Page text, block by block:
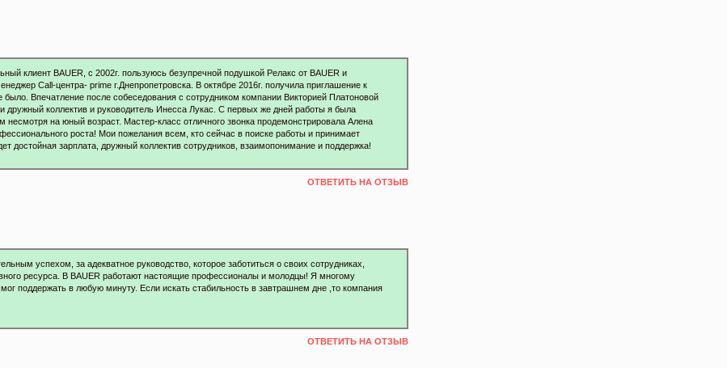
клиент BAUER, с 2002г. пользуюсь безупречной подушкой Релакс от BAUER и
Call-центра- prime г.Днепропетровска. В октябре 2016г. получила приглашение к
Впечатление после собеседования с сотрудником компании Викторией Платоновой
дружный коллектив и руководитель Инесса Лукас. С первых же дней работы я была
на юный возраст. Мастер-класс отличного звонка продемонстрировала Алена
роста! Мои пожелания всем, кто сейчас в поиске работы и принимает
достойная зарплата, дружный коллектив сотрудников, взаимопонимание и поддержка!
ОТВЕТИТЬ НА ОТЗЫВ
успехом, за адекватное руководство, которое заботиться о своих сотрудниках,
ресурса. В BAUER работают настоящие профессионалы и молодцы! Я многому
поддержать в любую минуту. Если искать стабильность в завтрашнем дне ,то компания
ОТВЕТИТЬ НА ОТЗЫВ